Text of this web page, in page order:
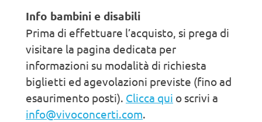
Info bambini e disabili
Prima di effettuare l’acquisto, si prega di
visitare la pagina dedicata per
informazioni su modalità di richiesta
biglietti ed agevolazioni previste (fino ad
esaurimento posti). Clicca qui o scrivi a
info@vivoconcerti.com.